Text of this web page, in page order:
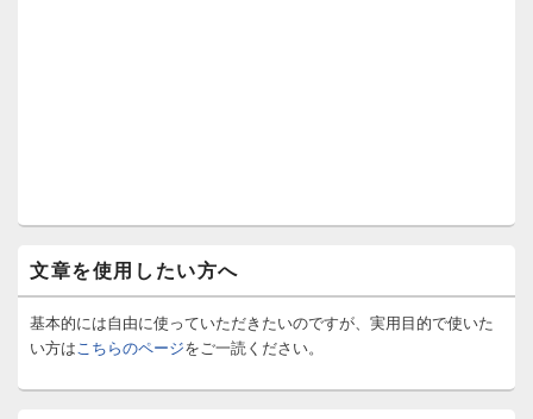
文章を使用したい方へ
基本的には自由に使っていただきたいのですが、実用目的で使いた
い方はこちらのページをご一読ください。